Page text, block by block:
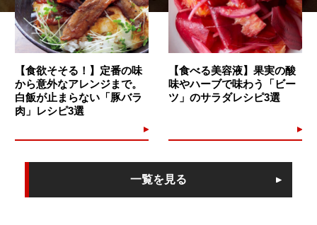
【食欲そそる！】定番の味
から意外なアレンジまで。
白飯が止まらない「豚バラ
肉」レシピ3選
【食べる美容液】果実の酸
味やハーブで味わう「ビー
ツ」のサラダレシピ3選
一覧を見る